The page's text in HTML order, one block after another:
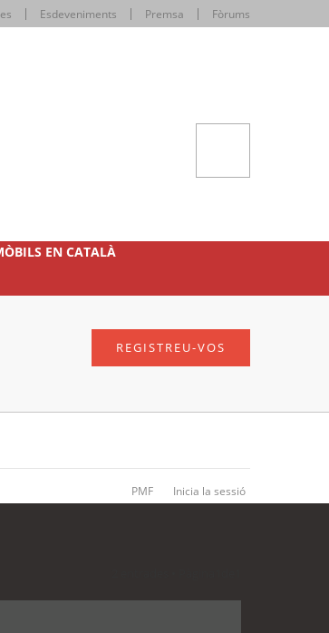
Esdeveniments Premsa Fòrums
EN CATALÀ
REGISTREU-VOS
PMF Inicia la sessió